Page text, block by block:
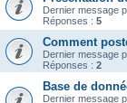
Dernier message
Réponses : 5
Comment
Dernier message
Réponses : 2
Base de
Dernier message